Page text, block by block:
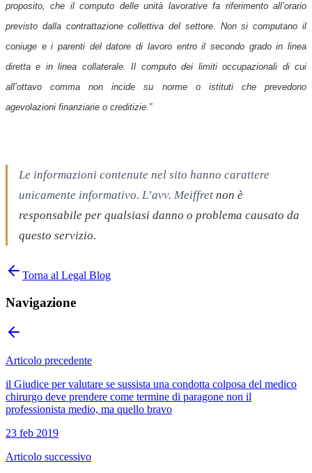
proposito, che il computo delle unità lavorative fa riferimento all’orario
previsto dalla contrattazione collettiva del settore. Non si computano il
coniuge e i parenti del datore di lavoro entro il secondo grado in linea
diretta e in linea collaterale. Il computo dei limiti occupazionali di cui
all’ottavo comma non incide su norme o istituti che prevedono
agevolazioni finanziarie o creditizie.”
Le informazioni contenute nel sito hanno carattere
unicamente informativo. L’avv. Meiffret non è
responsabile per qualsiasi danno o problema causato da
questo servizio.
Torna al Legal Blog
Navigazione
Articolo precedente
il Giudice per valutare se sussista una condotta colposa del medico
chirurgo deve prendere come termine di paragone non il
professionista medio, ma quello bravo
23 feb 2019
Articolo successivo